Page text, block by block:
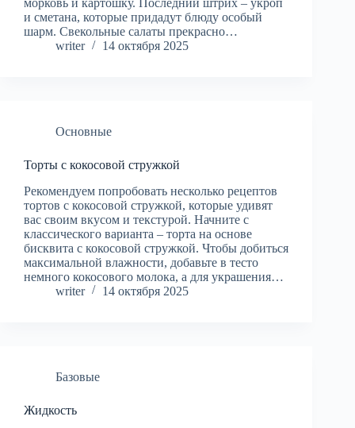
морковь и картошку. Последний штрих – укроп
и сметана, которые придадут блюду особый
шарм. Свекольные салаты прекрасно…
writer
14 октября 2025
Основные
Торты с кокосовой стружкой
Рекомендуем попробовать несколько рецептов
тортов с кокосовой стружкой, которые удивят
вас своим вкусом и текстурой. Начните с
классического варианта – торта на основе
бисквита с кокосовой стружкой. Чтобы добиться
максимальной влажности, добавьте в тесто
немного кокосового молока, а для украшения…
writer
14 октября 2025
Базовые
Жидкость